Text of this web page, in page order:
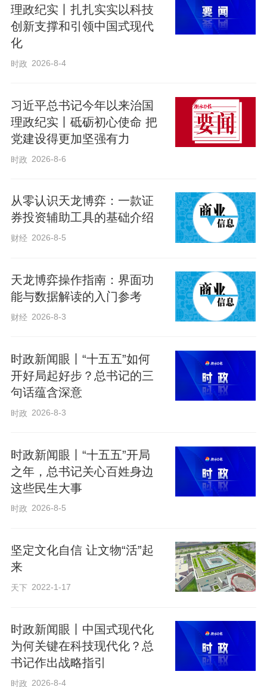
铭记历史的时刻，必定被历史所铭记——
2025年9月3日，北京天安门广场，纪念中
国人民抗日战争暨世界反法西斯战争胜利
国家主席、中央军委主席习近平发表重要
讲话并检阅受阅部队。
又一次清晰起来：不屈的民族不畏强敌，
英雄的国度捍卫正义。
上，习近平总书记从历史望向未来，“今
天，我们隆重集会，纪念中国人民抗日战
争暨世界反法西斯战争胜利80周年，共同
来。”
铭记伟大历史胜利，凝聚正义和平力量。
让我们一起致敬英雄、致敬民族、致敬胜
——致敬英雄
纪念大会开始前，习近平总书记登上天安
握手，向他们表示崇高敬意。
理政纪实丨扎扎实实以科技
创新支撑和引领中国式现代
化
时政 2026-8-4
习近平总书记今年以来治国
理政纪实丨砥砺初心使命 把
党建设得更加坚强有力
时政 2026-8-6
从零认识天龙博弈：一款证
券投资辅助工具的基础介绍
财经 2026-8-5
天龙博弈操作指南：界面功
能与数据解读的入门参考
财经 2026-8-3
时政新闻眼丨“十五五”如何
开好局起好步？总书记的三
句话蕴含深意
时政 2026-8-3
时政新闻眼丨“十五五”开局
之年，总书记关心百姓身边
这些民生大事
时政 2026-8-5
坚定文化自信 让文物“活”起
来
天下 2022-1-17
时政新闻眼丨中国式现代化
为何关键在科技现代化？总
书记作出战略指引
时政 2026-8-4